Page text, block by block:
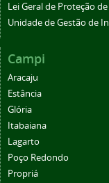
Lei Geral de Proteção
Unidade de Gestão de
Campi
Aracaju
Estância
Glória
Itabaiana
Lagarto
Poço Redondo
Propriá